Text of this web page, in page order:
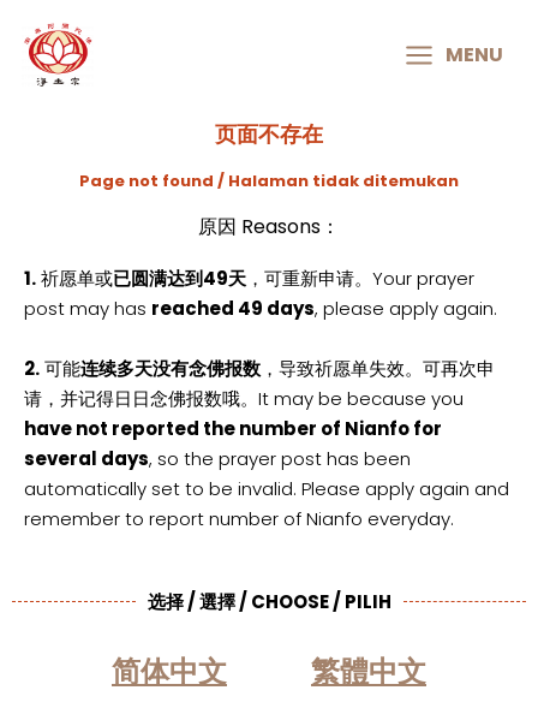
MENU
MENU
页面不存在
Page not found / Halaman tidak ditemukan
原因 Reasons：
1.祈愿单或已圆满达到49天 ，可重新申请。Your prayer
post may has reached 49 days, please apply again.
2.可能连续多天没有念佛报数 ，导致祈愿单失效。可再次申
请，并记得日日念佛报数哦。It may be because you
have not reported the number of Nianfo for
several days, so the prayer post has been
automatically set to be invalid. Please apply again and
remember to report number of Nianfo everyday.
选择 / 選擇 / CHOOSE / PILIH
简体中文 繁體中文